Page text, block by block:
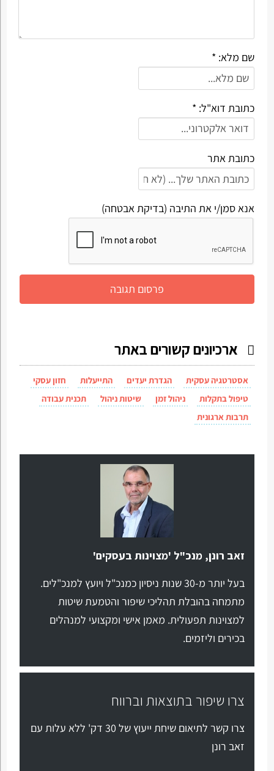
שם מלא: *
כתובת דוא"ל: *
כתובת אתר
אנא סמן/י את התיבה (בדיקת אבטחה)
ארכיונים קשורים באתר
אסטרטגיה עסקית הגדרת יעדים התייעלות
חזון עסקי
טיפול בתקלות
ניהול זמן שיטות ניהול
תכנית עבודה
תרבות ארגונית
זאב רונן, מנכ"ל 'מצוינות בעסקים'
בעל יותר מ-30 שנות ניסיון כמנכ"ל ויועץ למנכ"לים.
מתמחה בהובלת תהליכי שיפור והטמעת שיטות
למצוינות תפעולית. מאמן אישי ומקצועי למנהלים
בכירים וליזמים.
צרו שיפור בתוצאות וברווח
צרו קשר לתיאום שיחת ייעוץ של 30 דק' ללא עלות עם
זאב רונן